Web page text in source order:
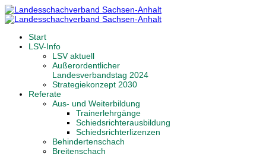
Start
LSV-Info
LSV aktuell
Außerordentlicher
Landesverbandstag 2024
Strategiekonzept 2030
Referate
Aus- und Weiterbildung
Trainerlehrgänge
Schiedsrichterausbildung
Schiedsrichterlizenzen
Behindertenschach
Breitenschach